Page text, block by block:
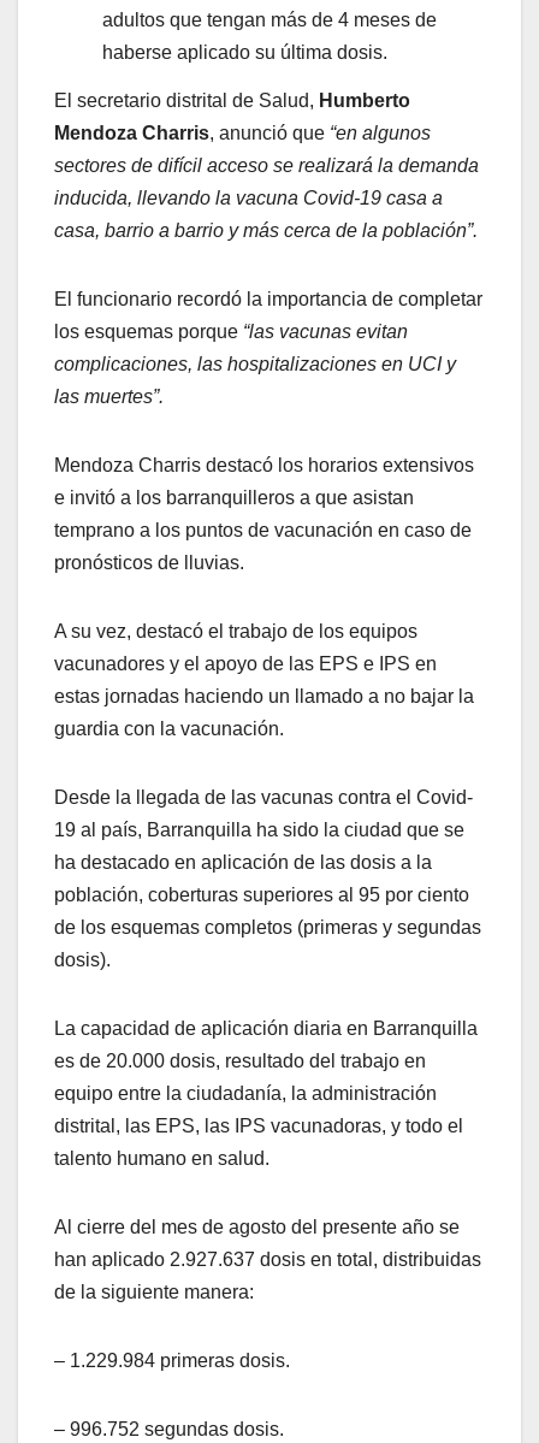
adultos que tengan más de 4 meses de
haberse aplicado su última dosis.
El secretario distrital de Salud, Humberto
Mendoza Charris, anunció que “en algunos
sectores de difícil acceso se realizará la demanda
inducida, llevando la vacuna Covid-19 casa a
casa, barrio a barrio y más cerca de la población”.
El funcionario recordó la importancia de completar
los esquemas porque “las vacunas evitan
complicaciones, las hospitalizaciones en UCI y
las muertes”.
Mendoza Charris destacó los horarios extensivos
e invitó a los barranquilleros a que asistan
temprano a los puntos de vacunación en caso de
pronósticos de lluvias.
A su vez, destacó el trabajo de los equipos
vacunadores y el apoyo de las EPS e IPS en
estas jornadas haciendo un llamado a no bajar la
guardia con la vacunación.
Desde la llegada de las vacunas contra el Covid-
19 al país, Barranquilla ha sido la ciudad que se
ha destacado en aplicación de las dosis a la
población, coberturas superiores al 95 por ciento
de los esquemas completos (primeras y segundas
dosis).
La capacidad de aplicación diaria en Barranquilla
es de 20.000 dosis, resultado del trabajo en
equipo entre la ciudadanía, la administración
distrital, las EPS, las IPS vacunadoras, y todo el
talento humano en salud.
Al cierre del mes de agosto del presente año se
han aplicado 2.927.637 dosis en total, distribuidas
de la siguiente manera:
– 1.229.984 primeras dosis.
– 996.752 segundas dosis.